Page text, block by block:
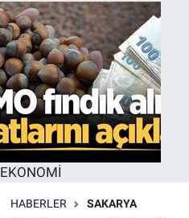
EKONOMİ
HABERLER SAKARYA